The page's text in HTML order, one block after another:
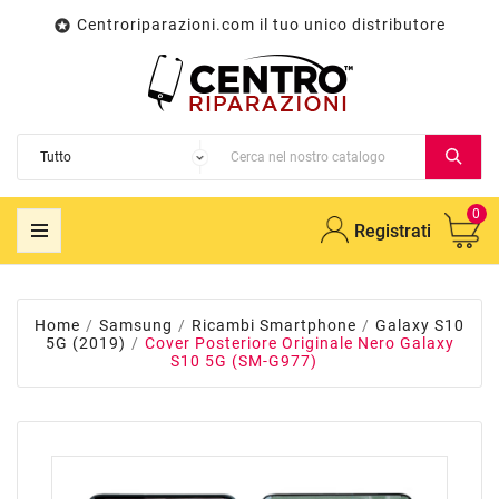
 Centroriparazioni.com il tuo unico distributore
Registrati
0
Home Samsung Ricambi Smartphone
Galaxy S10
5G (2019)
Cover Posteriore Originale Nero Galaxy
S10 5G (SM-G977)